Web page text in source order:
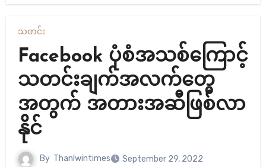
သတင်း
Facebook ပုံစံအသစ်ကြောင့်
သတင်းချက်အလက်တွေ
အတွက် အတားအဆီဖြစ်လာ
နိုင်
By Thanlwintimes September 29, 2022